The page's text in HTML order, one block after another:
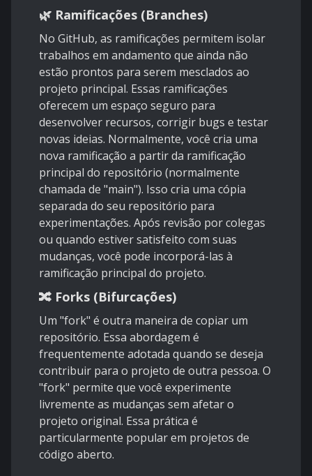
🌿 Ramificações (Branches)
No GitHub, as ramificações permitem isolar
trabalhos em andamento que ainda não
estão prontos para serem mesclados ao
projeto principal. Essas ramificações
oferecem um espaço seguro para
desenvolver recursos, corrigir bugs e testar
novas ideias. Normalmente, você cria uma
nova ramificação a partir da ramificação
principal do repositório (normalmente
chamada de "main"). Isso cria uma cópia
separada do seu repositório para
experimentações. Após revisão por colegas
ou quando estiver satisfeito com suas
mudanças, você pode incorporá-las à
ramificação principal do projeto.
🔀 Forks (Bifurcações)
Um "fork" é outra maneira de copiar um
repositório. Essa abordagem é
frequentemente adotada quando se deseja
contribuir para o projeto de outra pessoa. O
"fork" permite que você experimente
livremente as mudanças sem afetar o
projeto original. Essa prática é
particularmente popular em projetos de
código aberto.